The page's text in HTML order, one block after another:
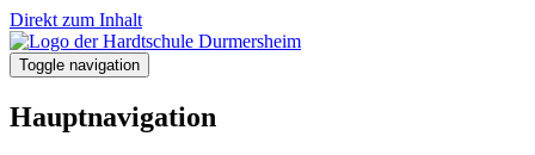
Direkt zum Inhalt
Toggle navigation
Hauptnavigation